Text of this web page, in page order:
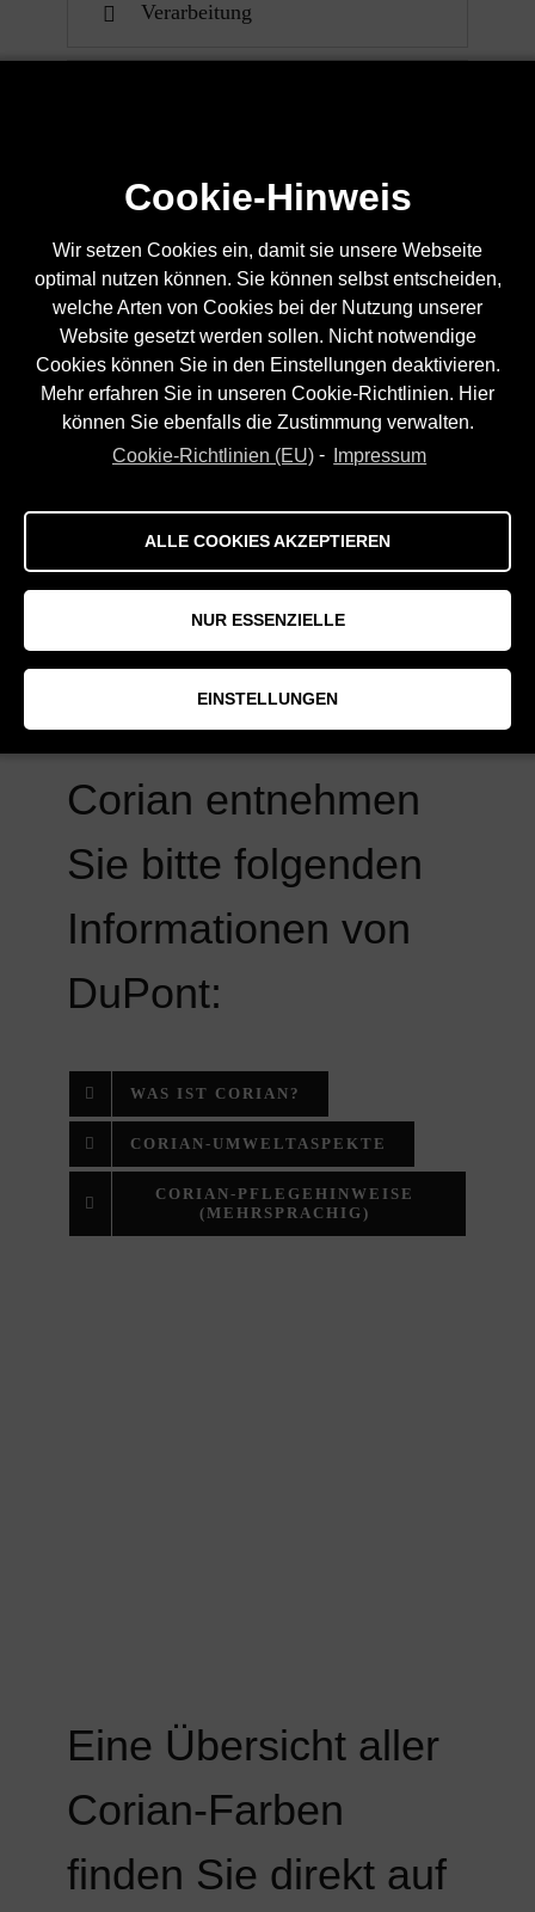
Cookie-Hinweis
Wir setzen Cookies ein, damit sie unsere Webseite
optimal nutzen können. Sie können selbst entscheiden,
welche Arten von Cookies bei der Nutzung unserer
Website gesetzt werden sollen. Nicht notwendige
Cookies können Sie in den Einstellungen deaktivieren.
Mehr erfahren Sie in unseren Cookie-Richtlinien. Hier
können Sie ebenfalls die Zustimmung verwalten.
Cookie-Richtlinien (EU) - Impressum
ALLE COOKIES AKZEPTIEREN
NUR ESSENZIELLE
EINSTELLUNGEN
Verarbeitung
Weitere interessante
Informationen zu
Corian entnehmen
Sie bitte folgenden
Informationen von
DuPont:
WAS IST CORIAN?
CORIAN-UMWELTASPEKTE
CORIAN-PFLEGEHINWEISE
(MEHRSPRACHIG)
Eine Übersicht aller
Corian-Farben
finden Sie direkt auf